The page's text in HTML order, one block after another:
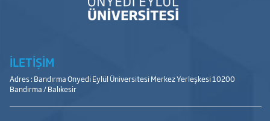
İLETİŞİM
Adres : Bandırma Onyedi Eylül Üniversitesi Merkez Yerleşkesi 10200
Bandırma / Balıkesir